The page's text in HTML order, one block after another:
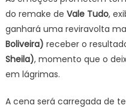
do remake de Vale Tudo,
ganhará uma reviravolta
Boliveira) receber o
Sheila), momento que o
em lágrimas.
A cena será carregada de